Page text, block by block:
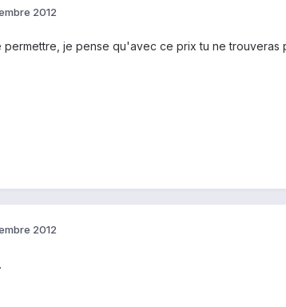
2012
permettre, je pense qu'avec ce prix tu ne trouveras
2012